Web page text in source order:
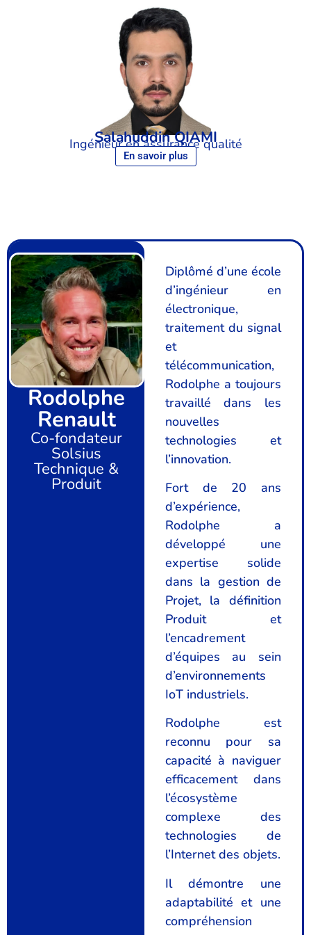
Salahuddin QIAMI
Ingénieur en assurance qualité
En savoir plus
Rodolphe
Renault
Co-fondateur
Solsius
Technique &
Produit
Diplômé d’une école
d’ingénieur en
électronique,
traitement du signal
et
télécommunication,
Rodolphe a toujours
travaillé dans les
nouvelles
technologies et
l’innovation.
Fort de 20 ans
d’expérience,
Rodolphe a
développé une
expertise solide
dans la gestion de
Projet, la définition
Produit et
l’encadrement
d’équipes au sein
d’environnements
IoT industriels.
Rodolphe est
reconnu pour sa
capacité à naviguer
efficacement dans
l’écosystème
complexe des
technologies de
l’Internet des objets.
Il démontre une
adaptabilité et une
compréhension